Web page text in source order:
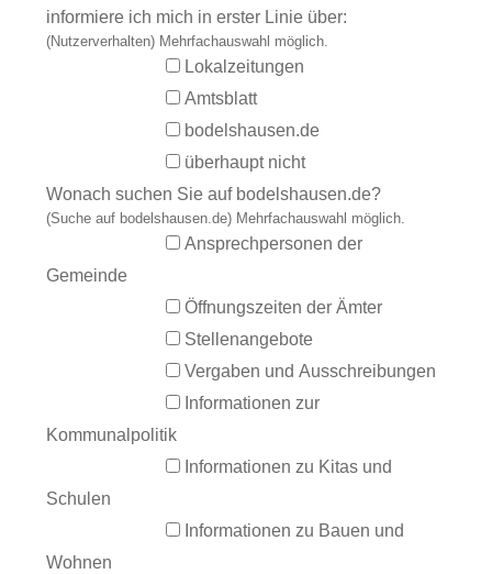
informiere ich mich in erster Linie über:
(Nutzerverhalten) Mehrfachauswahl möglich.
Lokalzeitungen
Amtsblatt
bodelshausen.de
überhaupt nicht
Wonach suchen Sie auf bodelshausen.de?
(Suche auf bodelshausen.de) Mehrfachauswahl möglich.
Ansprechpersonen der
Gemeinde
Öffnungszeiten der Ämter
Stellenangebote
Vergaben und Ausschreibungen
Informationen zur
Kommunalpolitik
Informationen zu Kitas und
Schulen
Informationen zu Bauen und
Wohnen